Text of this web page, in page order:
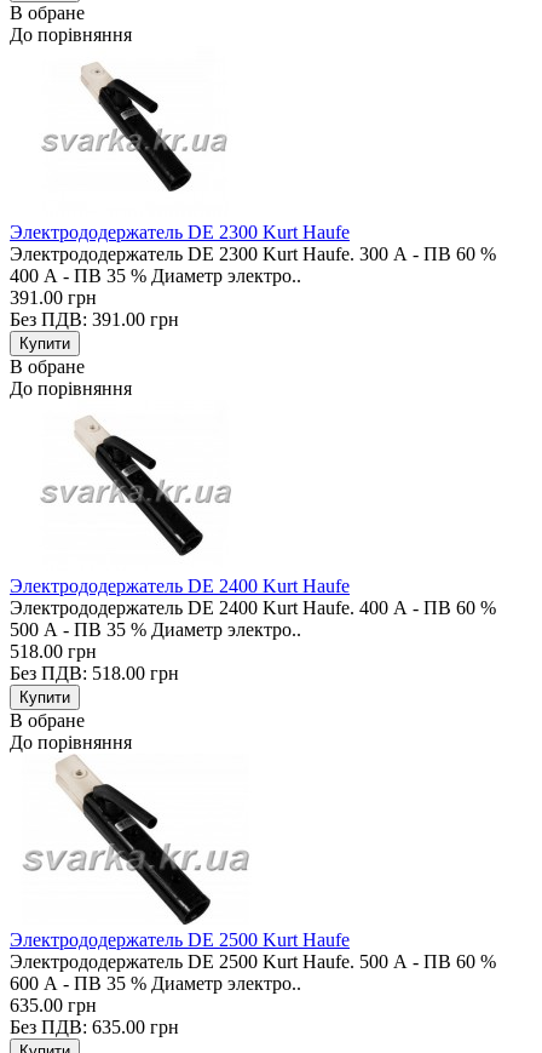
В обране
До порівняння
Электрододержатель DE 2300 Kurt Haufe
Электрододержатель DE 2300 Kurt Haufe. 300 А - ПВ 60 %
400 А - ПВ 35 % Диаметр электро..
391.00 грн
Без ПДВ: 391.00 грн
В обране
До порівняння
Электрододержатель DE 2400 Kurt Haufe
Электрододержатель DE 2400 Kurt Haufe. 400 А - ПВ 60 %
500 А - ПВ 35 % Диаметр электро..
518.00 грн
Без ПДВ: 518.00 грн
В обране
До порівняння
Электрододержатель DE 2500 Kurt Haufe
Электрододержатель DE 2500 Kurt Haufe. 500 А - ПВ 60 %
600 А - ПВ 35 % Диаметр электро..
635.00 грн
Без ПДВ: 635.00 грн